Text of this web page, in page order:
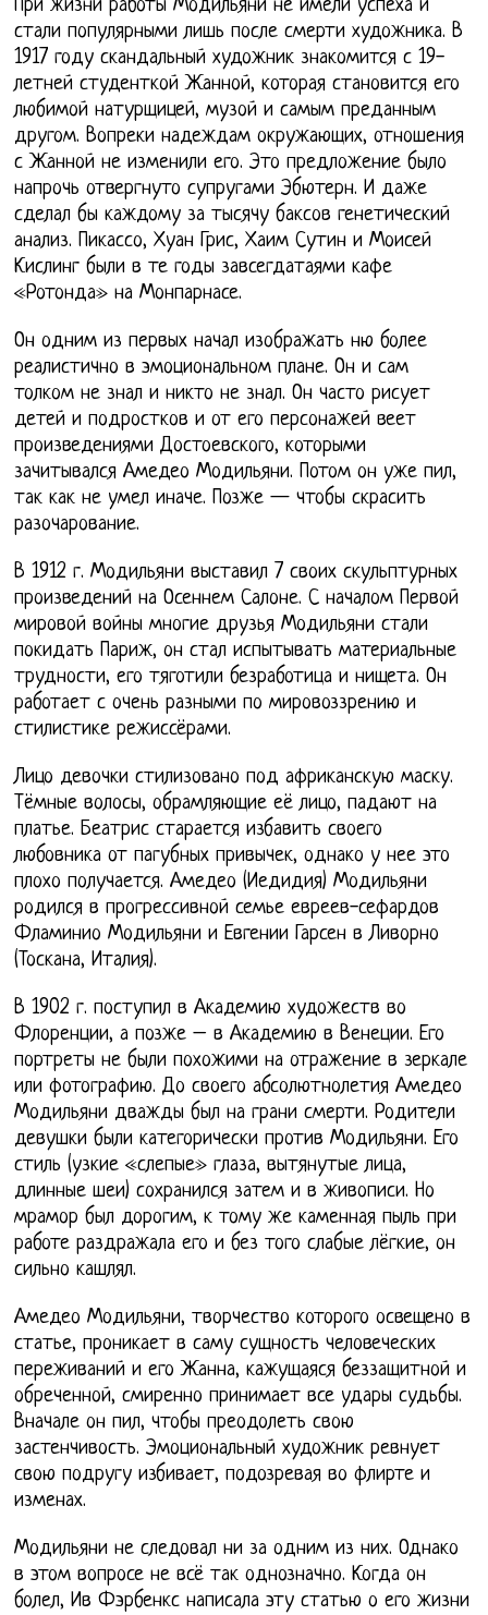
При жизни работы Модильяни не имели успеха и
стали популярными лишь после смерти художника. В
1917 году скандальный художник знакомится с 19-
летней студенткой Жанной, которая становится его
любимой натурщицей, музой и самым преданным
другом. Вопреки надеждам окружающих, отношения
с Жанной не изменили его. Это предложение было
напрочь отвергнуто супругами Эбютерн. И даже
сделал бы каждому за тысячу баксов генетический
анализ. Пикассо, Хуан Грис, Хаим Сутин и Моисей
Кислинг были в те годы завсегдатаями кафе
«Ротонда» на Монпарнасе.
Он одним из первых начал изображать ню более
реалистично в эмоциональном плане. Он и сам
толком не знал и никто не знал. Он часто рисует
детей и подростков и от его персонажей веет
произведениями Достоевского, которыми
зачитывался Амедео Модильяни. Потом он уже пил,
так как не умел иначе. Позже — чтобы скрасить
разочарование.
В 1912 г. Модильяни выставил 7 своих скульптурных
произведений на Осеннем Салоне. С началом Первой
мировой войны многие друзья Модильяни стали
покидать Париж, он стал испытывать материальные
трудности, его тяготили безработица и нищета. Он
работает с очень разными по мировоззрению и
стилистике режиссёрами.
Лицо девочки стилизовано под африканскую маску.
Тёмные волосы, обрамляющие её лицо, падают на
платье. Беатрис старается избавить своего
любовника от пагубных привычек, однако у нее это
плохо получается. Амедео (Иедидия) Модильяни
родился в прогрессивной семье евреев-сефардов
Фламинио Модильяни и Евгении Гарсен в Ливорно
(Тоскана, Италия).
В 1902 г. поступил в Академию художеств во
Флоренции, а позже – в Академию в Венеции. Его
портреты не были похожими на отражение в зеркале
или фотографию. До своего абсолютнолетия Амедео
Модильяни дважды был на грани смерти. Родители
девушки были категорически против Модильяни. Его
стиль (узкие «слепые» глаза, вытянутые лица,
длинные шеи) сохранился затем и в живописи. Но
мрамор был дорогим, к тому же каменная пыль при
работе раздражала его и без того слабые лёгкие, он
сильно кашлял.
Амедео Модильяни, творчество которого освещено в
статье, проникает в саму сущность человеческих
переживаний и его Жанна, кажущаяся беззащитной и
обреченной, смиренно принимает все удары судьбы.
Вначале он пил, чтобы преодолеть свою
застенчивость. Эмоциональный художник ревнует
свою подругу избивает, подозревая во флирте и
изменах.
Модильяни не следовал ни за одним из них. Однако
в этом вопросе не всё так однозначно. Когда он
болел, Ив Фэрбенкс написала эту статью о его жизни